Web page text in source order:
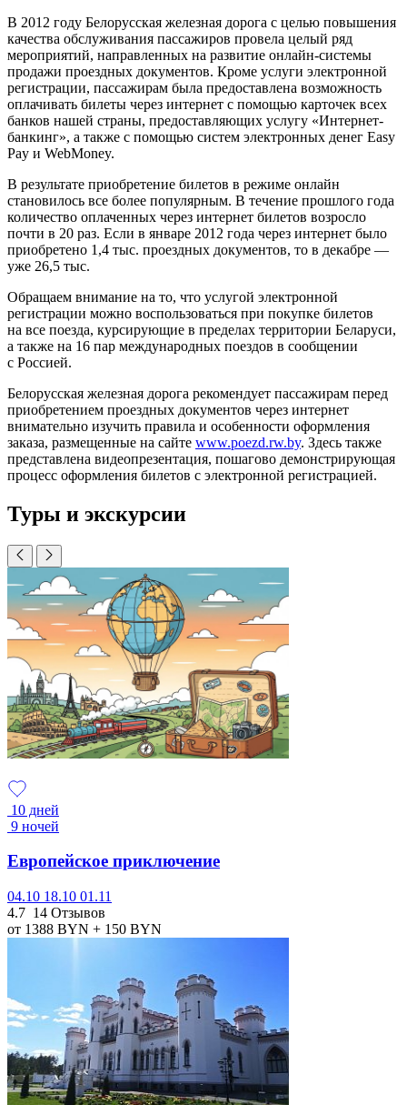
В 2012 году Белорусская железная дорога с целью повышения
качества обслуживания пассажиров провела целый ряд
мероприятий, направленных на развитие онлайн-системы
продажи проездных документов. Кроме услуги электронной
регистрации, пассажирам была предоставлена возможность
оплачивать билеты через интернет с помощью карточек всех
банков нашей страны, предоставляющих услугу «Интернет-
банкинг», а также с помощью систем электронных денег Easy
Pay и WebMoney.
В результате приобретение билетов в режиме онлайн
становилось все более популярным. В течение прошлого года
количество оплаченных через интернет билетов возросло
почти в 20 раз. Если в январе 2012 года через интернет было
приобретено 1,4 тыс. проездных документов, то в декабре —
уже 26,5 тыс.
Обращаем внимание на то, что услугой электронной
регистрации можно воспользоваться при покупке билетов
на все поезда, курсирующие в пределах территории Беларуси,
а также на 16 пар международных поездов в сообщении
с Россией.
Белорусская железная дорога рекомендует пассажирам перед
приобретением проездных документов через интернет
внимательно изучить правила и особенности оформления
заказа, размещенные на сайте www.poezd.rw.by. Здесь также
представлена видеопрезентация, пошагово демонстрирующая
процесс оформления билетов с электронной регистрацией.
Туры и экскурсии
10 дней
9 ночей
Европейское приключение
04.10 18.10 01.11
4.7 14 Отзывов
от 1388 BYN + 150 BYN